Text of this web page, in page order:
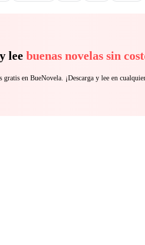
lee buenas novelas sin
gratis en BueNovela. ¡Descarga y lee en